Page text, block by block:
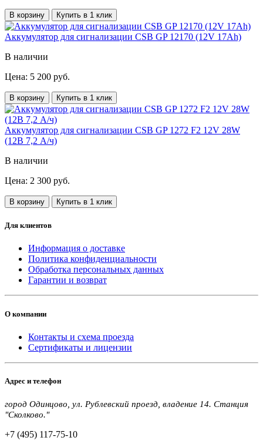
В корзину Купить в 1 клик
Аккумулятор для сигнализации CSB GP 12170 (12V 17Ah)
В наличии
Цена: 5 200 руб.
В корзину Купить в 1 клик
Аккумулятор для сигнализации CSB GP 1272 F2 12V 28W
(12В 7,2 А/ч)
В наличии
Цена: 2 300 руб.
В корзину Купить в 1 клик
Для клиентов
Информация о доставке
Политика конфиденциальности
Обработка персональных данных
Гарантии и возврат
О компании
Контакты и схема проезда
Сертификаты и лицензии
Адрес и телефон
город Одинцово, ул. Рублевский проезд, владение 14. Станция
"Сколково."
+7 (495) 117-75-10